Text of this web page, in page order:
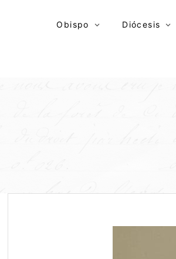
Obispo Diócesis